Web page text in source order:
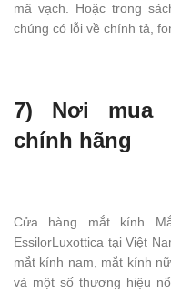
mã vạch. Hoặc trong
chúng có lỗi về chính tả,
7) Nơi mua
chính hãng
Cửa hàng mắt kính
EssilorLuxottica tại Việt
mắt kính nam, mắt kính
và một số thương hiệu